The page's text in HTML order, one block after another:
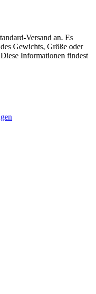
Versand an. Es
Gewichts, Größe oder
Informationen findest